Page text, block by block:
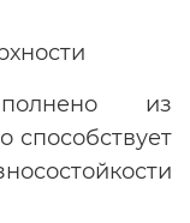
из
способствует